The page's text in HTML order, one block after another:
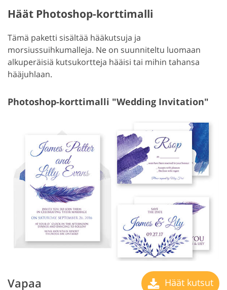
Häät Photoshop-korttimalli
Tämä paketti sisältää hääkutsuja ja
morsiussuihkumalleja. Ne on suunniteltu luomaan
alkuperäisiä kutsukortteja hääisi tai mihin tahansa
hääjuhlaan.
Photoshop-korttimalli "Wedding Invitation"
Vapaa Häät kutsut